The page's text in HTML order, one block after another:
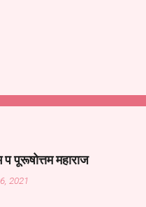
पूरूषोत्तम महाराज
2021